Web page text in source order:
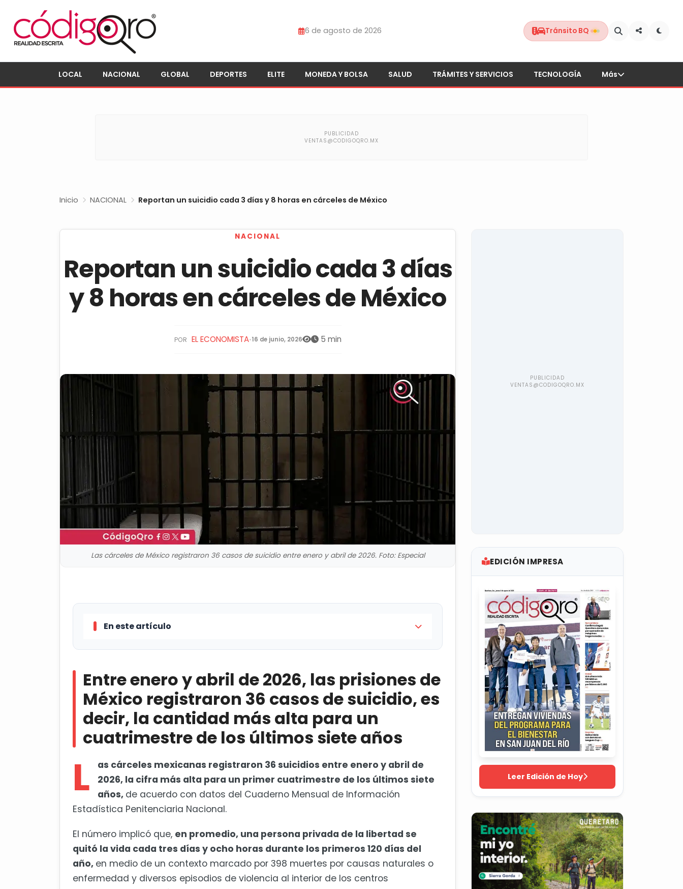
6 de agosto de 2026 Tránsito BQ
LOCAL NACIONAL GLOBAL DEPORTES ELITE MONEDA Y BOLSA SALUD TRÁMITES Y SERVICIOS TECNOLOGÍA Más
Inicio NACIONAL Reportan un suicidio cada 3 días y 8 horas en cárceles de México
NACIONAL
Reportan un suicidio cada 3 días
y 8 horas en cárceles de México
POR EL ECONOMISTA•16 de junio, 2026 5 min
Las cárceles de México registraron 36 casos de suicidio entre enero y abril de 2026. Foto: Especial
En este artículo
Crisis penitenciaria
CNTE vuelve a cerrar Paseo de la Reforma y amenaza con más bloqueos
Entre enero y abril de 2026, las prisiones de
México registraron 36 casos de suicidio, es
decir, la cantidad más alta para un
cuatrimestre de los últimos siete años
L
as cárceles mexicanas registraron 36 suicidios entre enero y abril de
2026, la cifra más alta para un primer cuatrimestre de los últimos siete
años, de acuerdo con datos del Cuaderno Mensual de Información
Estadística Penitenciaria Nacional.
El número implicó que, en promedio, una persona privada de la libertad se
quitó la vida cada tres días y ocho horas durante los primeros 120 días del
año, en medio de un contexto marcado por 398 muertes por causas naturales o
enfermedad y diversos episodios de violencia al interior de los centros
EDICIÓN IMPRESA
Leer Edición de Hoy